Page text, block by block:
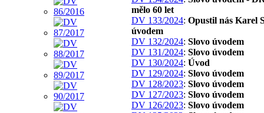
mělo 60 let
DV 133/2024: Opustil nás Karel
úvodem
DV 132/2024: Slovo úvodem
DV 131/2024: Slovo úvodem
DV 130/2024: Úvod
DV 129/2024: Slovo úvodem
DV 128/2023: Slovo úvodem
DV 127/2023: Slovo úvodem
DV 126/2023: Slovo úvodem